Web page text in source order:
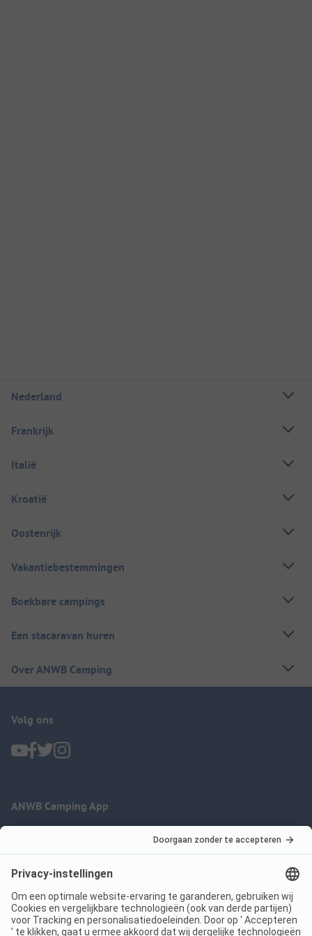
Nederland
Frankrijk
Italië
Kroatië
Oostenrijk
Vakantiebestemmingen
Boekbare campings
Een stacaravan huren
Over ANWB Camping
Volg ons
ANWB Camping App
Imprint
Voorwaarden